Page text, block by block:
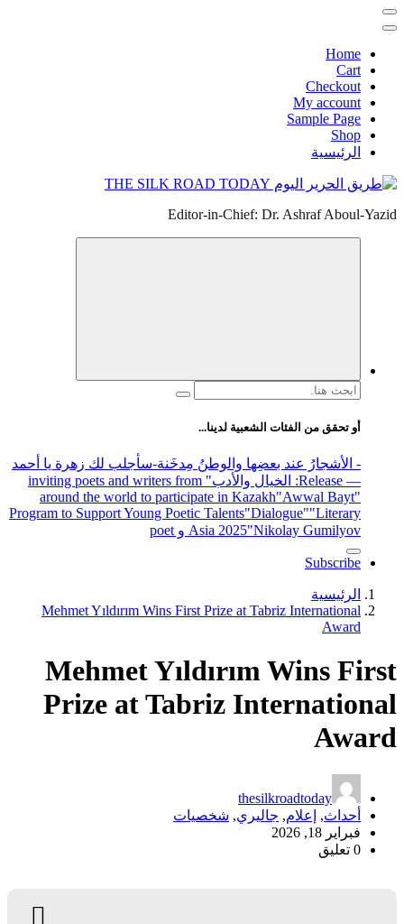
Home
Cart
Checkout
My account
Sample Page
Shop
الرئيسية
Editor-in-Chief: Dr. Ashraf Aboul-Yazid
البحث
أو تحقق من الفئات الشعبية لدينا...
- الأشجارُ عند بعضِها والوطنُ مِدخَنة-سأجلب لك زهرة يا أحمد
— Release
: الخيال والأدب
" inviting poets and writers from
around the world to participate in Kazakh"Awwal Bayt"
Program to Support Young Poetic Talents"Dialogue""Literary
Asia 2025"Nikolay Gumilyov و poet
Subscribe
الرئيسية
Mehmet Yıldırım Wins First Prize at Tabriz International
Award
Mehmet Yıldırım Wins First
Prize at Tabriz International
Award
thesilkroadtoday
أحداث, إعلام, جاليري, شخصيات
فبراير 18, 2026
0 تعليق